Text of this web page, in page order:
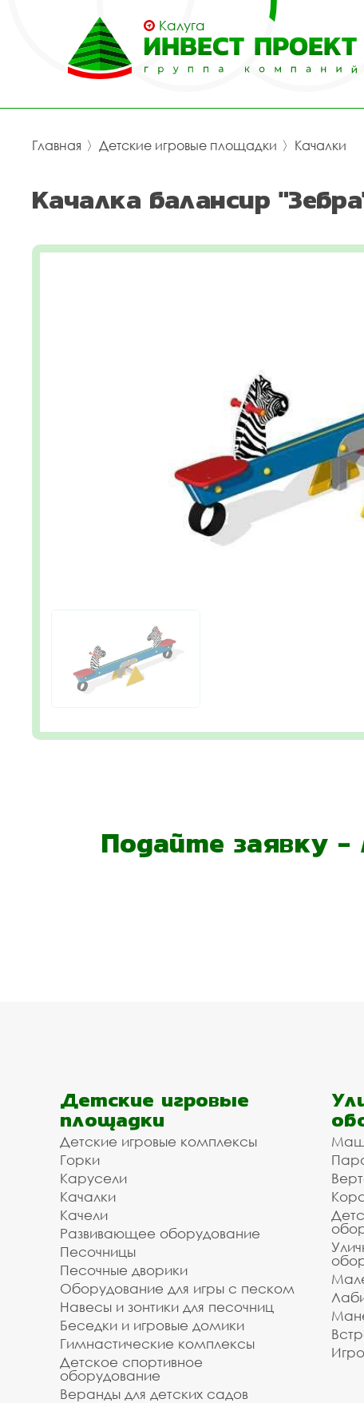
Калуга
Главная 〉 Детские игровые площадки 〉 Качалки
Качалка балансир
Подайте заявку
Детские игровые
площадки
Детские игровые комплексы
Горки
Карусели
Качалки
Качели
Развивающее оборудование
Песочницы
Песочные дворики
Оборудование для игры с песком
Навесы и зонтики для песочниц
Беседки и игровые домики
Гимнастические комплексы
Детское спортивное
оборудование
Веранды для детских садов